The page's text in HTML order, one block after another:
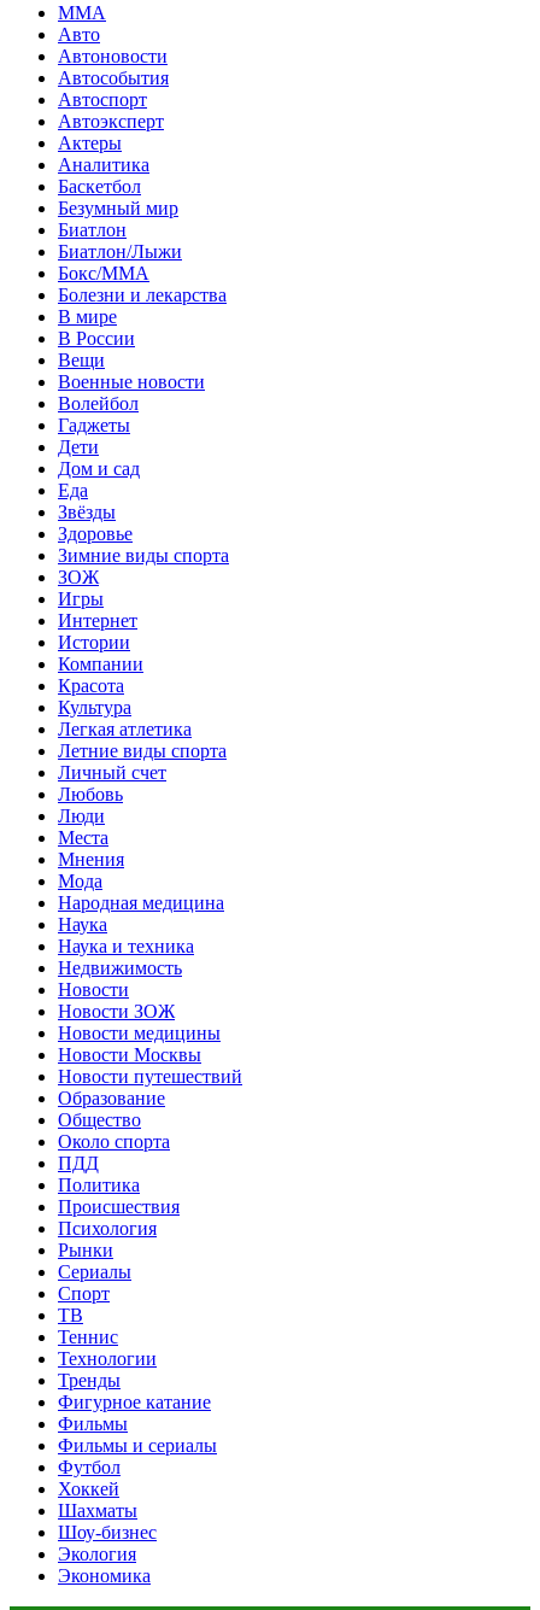
MMA
Авто
Автоновости
Автособытия
Автоспорт
Автоэксперт
Актеры
Аналитика
Баскетбол
Безумный мир
Биатлон
Биатлон/Лыжи
Бокс/MMA
Болезни и лекарства
В мире
В России
Вещи
Военные новости
Волейбол
Гаджеты
Дети
Дом и сад
Еда
Звёзды
Здоровье
Зимние виды спорта
ЗОЖ
Игры
Интернет
Истории
Компании
Красота
Культура
Легкая атлетика
Летние виды спорта
Личный счет
Любовь
Люди
Места
Мнения
Мода
Народная медицина
Наука
Наука и техника
Недвижимость
Новости
Новости ЗОЖ
Новости медицины
Новости Москвы
Новости путешествий
Образование
Общество
Около спорта
ПДД
Политика
Происшествия
Психология
Рынки
Сериалы
Спорт
ТВ
Теннис
Технологии
Тренды
Фигурное катание
Фильмы
Фильмы и сериалы
Футбол
Хоккей
Шахматы
Шоу-бизнес
Экология
Экономика